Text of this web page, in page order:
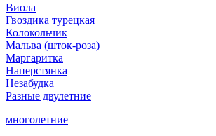
Виола
Гвоздика турецкая
Колокольчик
Мальва (шток-роза)
Маргаритка
Наперстянка
Незабудка
Разные двулетние
многолетние